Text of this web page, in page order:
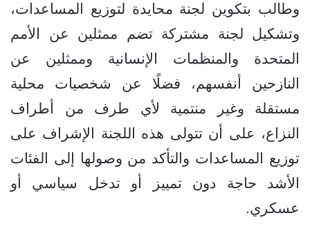
وطالب بتكوين لجنة محايدة لتوزيع المساعدات،
وتشكيل لجنة مشتركة تضم ممثلين عن الأمم
المتحدة والمنظمات الإنسانية وممثلين عن
النازحين أنفسهم، فضلًا عن شخصيات محلية
مستقلة وغير منتمية لأي طرف من أطراف
النزاع، على أن تتولى هذه اللجنة الإشراف على
توزيع المساعدات والتأكد من وصولها إلى الفئات
الأشد حاجة دون تمييز أو تدخل سياسي أو
عسكري.